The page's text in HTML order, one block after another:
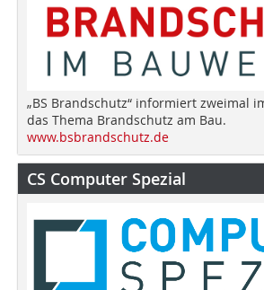
„BS Brandschutz“ informiert zweimal
das Thema Brandschutz am Bau.
www.bsbrandschutz.de
CS Computer Spezial